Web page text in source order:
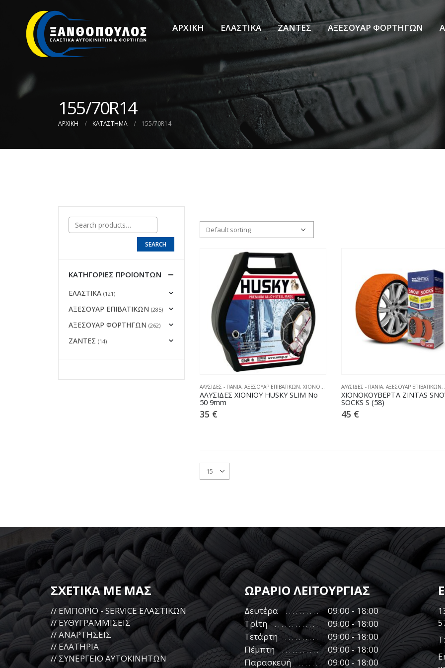
ΑΡΧΙΚΗ ΕΛΑΣΤΙΚΑ ΖΑΝΤΕΣ ΑΞΕΣΟΥΑΡ ΦΟΡΤΗΓΩΝ
155/70R14
ΑΡΧΙΚΉ ΚΑΤΆΣΤΗΜΑ 155/70R14
ΑΛΥΣΙΔΕΣ - ΠΑΝΙΑ, ΑΞΕΣΟΥΑΡ ΕΠΙΒΑΤΙΚΩΝ, ΧΙΟΝΟΑΛΥΣΙΔΕΣ
ΑΛΥΣΙΔΕΣ ΧΙΟΝΙΟΥ HUSKY SLIM No
50 9mm
35 €
ΑΛΥΣΙΔΕΣ - ΠΑΝΙΑ, ΑΞΕΣΟΥΑΡ ΕΠΙΒΑΤΙΚΩΝ,
ΧΙΟΝΟΚΟΥΒΕΡΤΑ ZINTAS
SOCKS S (58)
45 €
SEARCH
ΚΑΤΗΓΟΡΊΕΣ ΠΡΟΪΌΝΤΩΝ
ΕΛΑΣΤΙΚΑ (121)
ΑΞΕΣΟΥΑΡ ΕΠΙΒΑΤΙΚΩΝ (285)
ΑΞΕΣΟΥΑΡ ΦΟΡΤΗΓΩΝ (262)
ΖΑΝΤΕΣ (14)
ΣΧΕΤΙΚΑ ΜΕ ΜΑΣ
// ΕΜΠΟΡΙΟ - SERVICE ΕΛΑΣΤΙΚΩΝ
// ΕΥΘΥΓΡΑΜΜΙΣΕΙΣ
// ΑΝΑΡΤΗΣΕΙΣ
// ΕΛΑΤΗΡΙΑ
// ΣΥΝΕΡΓΕΙΟ ΑΥΤΟΚΙΝΗΤΩΝ
ΩΡΑΡΙΟ ΛΕΙΤΟΥΡΓΙΑΣ
Δευτέρα
09:00 - 18:00
Τρίτη
09:00 - 18:00
Τετάρτη
09:00 - 18:00
Πέμπτη
09:00 - 18:00
Παρασκευή
09:00 - 18:00
Τ: